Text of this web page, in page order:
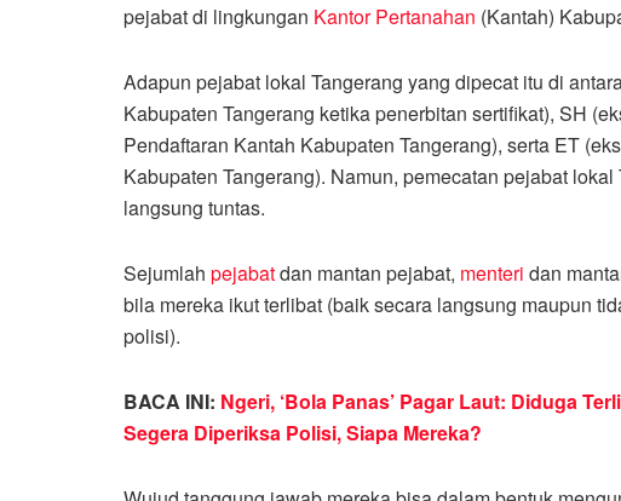
pejabat di lingkungan Kantor Pertanahan (Kantah)
Adapun pejabat lokal Tangerang yang dipecat itu di
Kabupaten Tangerang ketika penerbitan sertifikat), SH
Pendaftaran Kantah Kabupaten Tangerang), serta ET
Kabupaten Tangerang). Namun, pemecatan pejabat
langsung tuntas.
Sejumlah pejabatdan mantan pejabat, menteri dan
bila mereka ikut terlibat (baik secara langsung maupun
polisi).
BACA INI: Ngeri, ‘Bola Panas’ Pagar Laut: Diduga
Segera Diperiksa Polisi, Siapa Mereka?